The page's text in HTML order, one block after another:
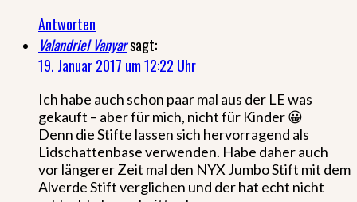
Antworten
Valandriel Vanyarsagt:
19. Januar 2017 um 12:22 Uhr
Ich habe auch schon paar mal aus der LE was
gekauft – aber für mich, nicht für Kinder 😀
Denn die Stifte lassen sich hervorragend als
Lidschattenbase verwenden. Habe daher auch
vor längerer Zeit mal den NYX Jumbo Stift mit dem
Alverde Stift verglichen und der hat echt nicht